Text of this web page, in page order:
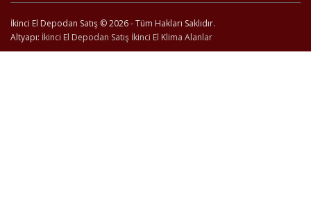
İkinci El Depodan Satış © 2026 - Tüm Hakları Saklıdır.
Altyapı: İkinci El Depodan Satış İkinci El Klima Alanlar